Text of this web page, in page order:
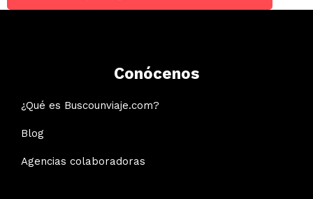
Conócenos
¿Qué es Buscounviaje.com?
Blog
Agencias colaboradoras